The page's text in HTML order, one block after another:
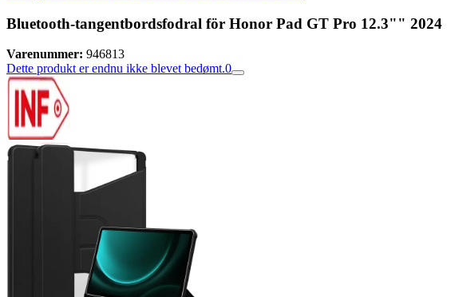
Bluetooth-tangentbordsfodral för Honor Pad GT Pro 12.3"" 2024
Varenummer: 946813
Dette produkt er endnu ikke blevet bedømt.0